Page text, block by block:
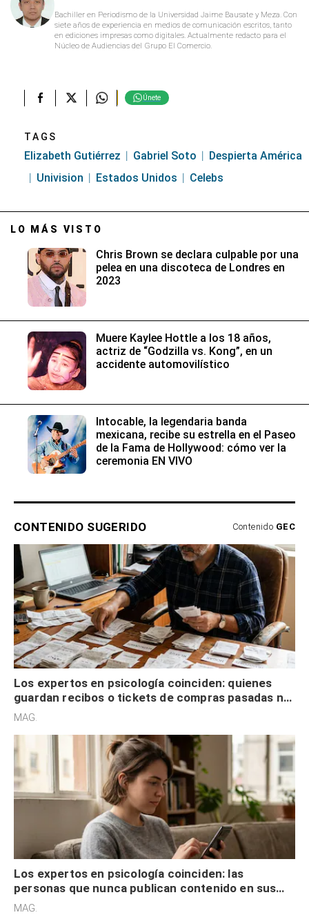
Bachiller en Periodismo de la Universidad Jaime Bausate y Meza. Con
siete años de experiencia en medios de comunicación escritos, tanto
en ediciones impresas como digitales. Actualmente redacto para el
Núcleo de Audiencias del Grupo El Comercio.
Únete
TAGS
Elizabeth Gutiérrez Gabriel Soto
Despierta América
Univision
Estados Unidos Celebs
LO MÁS VISTO
Chris Brown se declara culpable por una
pelea en una discoteca de Londres en
2023
Muere Kaylee Hottle a los 18 años,
actriz de “Godzilla vs. Kong”, en un
accidente automovilístico
Intocable, la legendaria banda
mexicana, recibe su estrella en el Paseo
de la Fama de Hollywood: cómo ver la
ceremonia EN VIVO
CONTENIDO SUGERIDO Contenido GEC
Los expertos en psicología coinciden: quienes
guardan recibos o tickets de compras pasadas no
son acumuladores, sino que tienen necesidad de
MAG.
Los expertos en psicología coinciden: las
personas que nunca publican contenido en sus
redes sociales no pretenden buscar validación
MAG.